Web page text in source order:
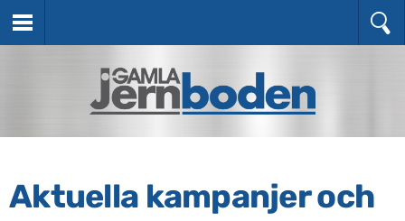
Aktuella kampanjer och